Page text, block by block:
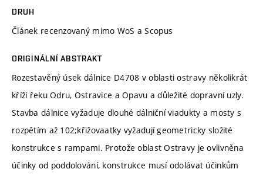
DRUH
Článek recenzovaný mimo WoS a Scopus
ORIGINÁLNÍ ABSTRAKT
Rozestavěný úsek dálnice D4708 v oblasti ostravy několikrát
kříží řeku Odru, Ostravice a Opavu a důležité dopravní uzly.
Stavba dálnice vyžaduje dlouhé dálniční viadukty a mosty s
rozpětím až 102;křižovaatky vyžadují geometricky složité
konstrukce s rampami. Protože oblast Ostravy je ovlivněna
účinky od poddolování, konstrukce musí odolávat účinkům